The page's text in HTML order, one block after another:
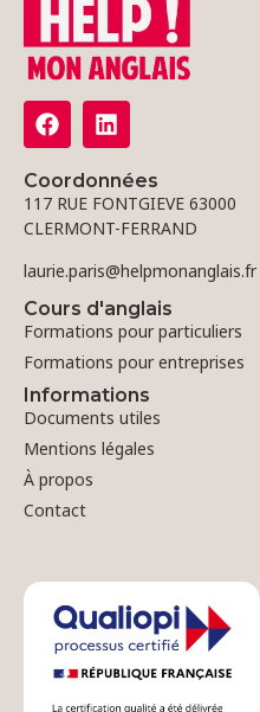
Coordonnées
117 RUE FONTGIEVE 63000
CLERMONT-FERRAND
laurie.paris@helpmonanglais.fr
Cours d'anglais
Formations pour particuliers
Formations pour entreprises
Informations
Documents utiles
Mentions légales
À propos
Contact